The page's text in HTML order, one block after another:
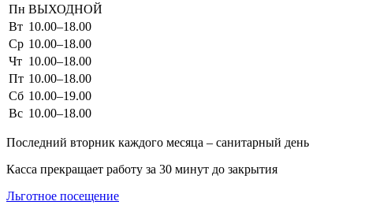
Пн ВЫХОДНОЙ
Вт 10.00–18.00
Ср 10.00–18.00
Чт 10.00–18.00
Пт 10.00–18.00
Сб 10.00–19.00
Вс 10.00–18.00
Последний вторник каждого месяца – санитарный день
Касса прекращает работу за 30 минут до закрытия
Льготное посещение